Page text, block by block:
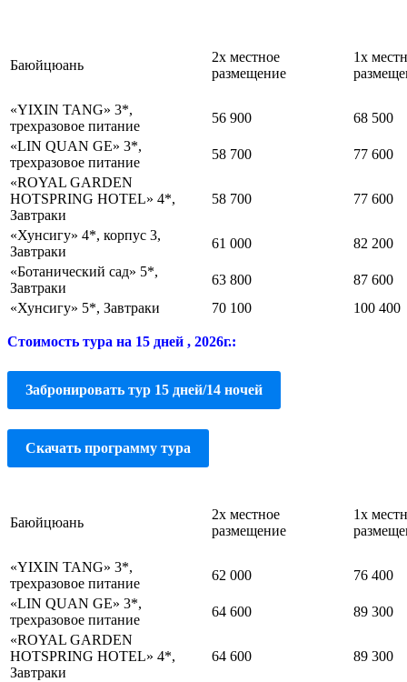
Баюйцюань
2х местное
размещение
1х
«YIXIN TANG» 3*,
трехразовое питание
56 900
68 500
«LIN QUAN GE» 3*,
трехразовое питание
58 700
77 600
«ROYAL GARDEN
HOTSPRING HOTEL» 4*,
Завтраки
58 700 77 600
«Хунсигу» 4*, корпус 3,
Завтраки
61 000
82 200
«Ботанический сад» 5*,
Завтраки
63 800
87 600
«Хунсигу» 5*, Завтраки
70 100 100 400
Стоимость тура на 15 дней , 2026г.:
Забронировать тур 15 дней/14 ночей
Скачать программу тура
Баюйцюань
2х местное
размещение
1х
«YIXIN TANG» 3*,
трехразовое питание
62 000
76 400
«LIN QUAN GE» 3*,
трехразовое питание
64 600
89 300
«ROYAL GARDEN
HOTSPRING HOTEL» 4*,
Завтраки
64 600 89 300